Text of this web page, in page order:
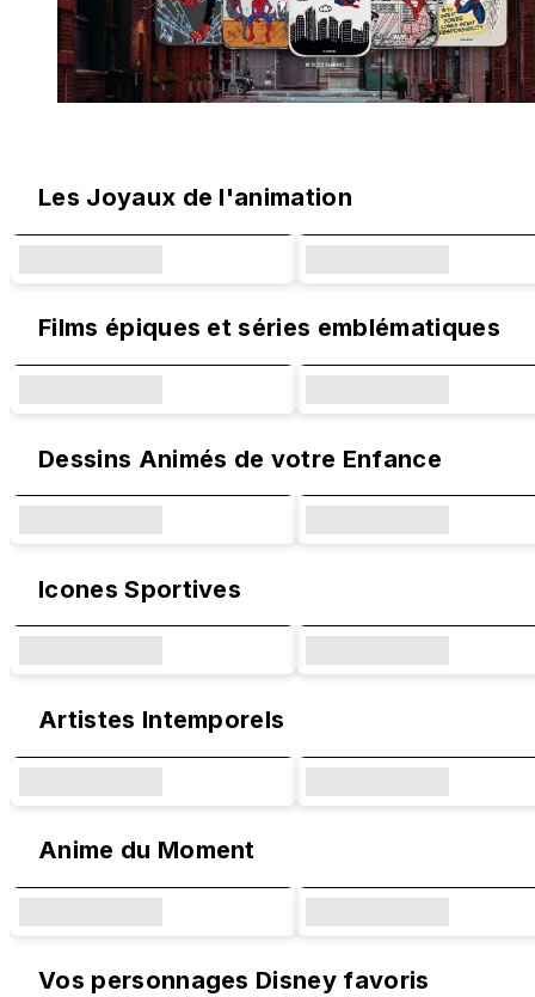
Les Joyaux de l'animation
Films épiques et séries emblématiques
Dessins Animés de votre Enfance
Icones Sportives
Artistes Intemporels
Anime du Moment
Vos personnages Disney favoris